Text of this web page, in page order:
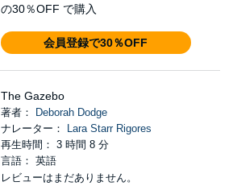
の30％OFF で購入
会員登録で30％OFF
The Gazebo
著者：
Deborah Dodge
ナレーター：
Lara Starr Rigores
再生時間： 3 時間 8 分
言語： 英語
レビューはまだありません。